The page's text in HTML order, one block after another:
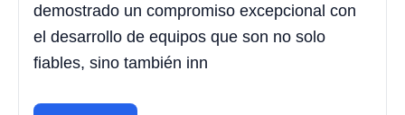
demostrado un compromiso excepcional con
el desarrollo de equipos que son no solo
fiables, sino también inn